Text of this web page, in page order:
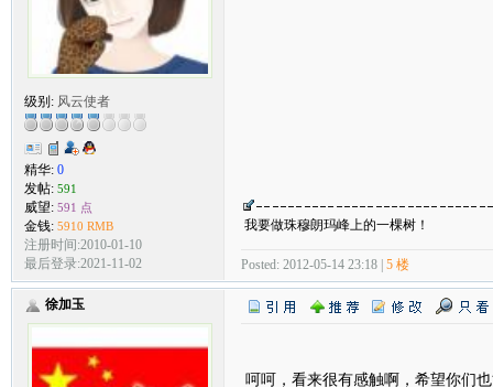
级别: 风云使者
精华: 0
发帖: 591
威望: 591 点
金钱: 5910 RMB
注册时间:2010-01-10
最后登录:2021-11-02
我要做珠穆朗玛峰上的一棵树！
Posted: 2012-05-14 23:18 | 5 楼
徐加玉
呵呵，看来很有感触啊，希望你们